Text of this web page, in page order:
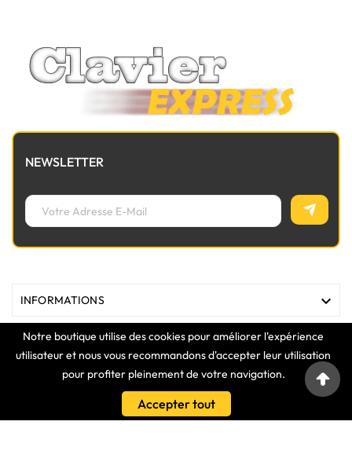
Notre boutique utilise des cookies pour améliorer l'expérience
utilisateur et nous vous recommandons d'accepter leur utilisation
pour profiter pleinement de votre navigation.
Accepter tout
NEWSLETTER
INFORMATIONS 
MAGASIN 

VOTRE COMPTE 